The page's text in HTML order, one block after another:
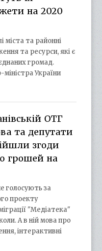
на 2020
міста та районні
та ресурси, які є
громад.
України
ОТГ
та депутати
згоди
грошей на
голосують за
проекту
"Медіатека"
А в ній мова про
інтерактивні